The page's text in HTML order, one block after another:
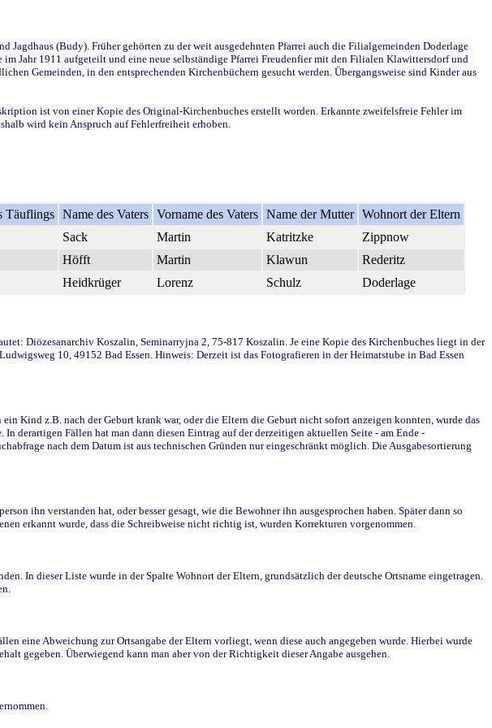
(Budy). Früher gehörten zu der weit ausgedehnten Pfarrei auch die Filialgemeinden Doderlage
Jahr 1911 aufgeteilt und eine neue selbständige Pfarrei Freudenfier mit den Filialen Klawittersdorf und
Gemeinden, in den entsprechenden Kirchenbüchern gesucht werden. Übergangsweise sind Kinder aus
ist von einer Kopie des Original-Kirchenbuches erstellt worden. Erkannte zweifelsfreie Fehler im
wird kein Anspruch auf Fehlerfreiheit erhoben.
Täuflings Name des Vaters Vorname des Vaters Name der Mutter Wohnort der Eltern
Sack Martin Katritzke
Zippnow
Höfft Martin Klawun
Rederitz
Heidkrüger Lorenz Schulz Doderlage
Diözesanarchiv Koszalin, Seminarryjna 2, 75-817 Koszalin. Je eine Kopie des Kirchenbuches liegt in der
10, 49152 Bad Essen. Hinweis: Derzeit ist das Fotografieren in der Heimatstube in Bad Essen
Kind z.B. nach der Geburt krank war, oder die Eltern die Geburt nicht sofort anzeigen konnten, wurde das
derartigen Fällen hat man dann diesen Eintrag auf der derzeitigen aktuellen Seite - am Ende -
nach dem Datum ist aus technischen Gründen nur eingeschränkt möglich. Die Ausgabesortierung
ihn verstanden hat, oder besser gesagt, wie die Bewohner ihn ausgesprochen haben. Später dann so
erkannt wurde, dass die Schreibweise nicht richtig ist, wurden Korrekturen vorgenommen.
In dieser Liste wurde in der Spalte Wohnort der Eltern, grundsätzlich der deutsche Ortsname eingetragen.
eine Abweichung zur Ortsangabe der Eltern vorliegt, wenn diese auch angegeben wurde. Hierbei wurde
gegeben. Überwiegend kann man aber von der Richtigkeit dieser Angabe ausgehen.